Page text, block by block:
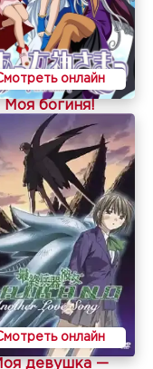
онлайн
Моя богиня!
онлайн
девушка —